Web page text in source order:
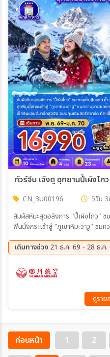
CN_3U00196 5วัน
สัมผัสหิมะสุดอลังการ "ปี้เผิงโกว"
ฟินนั่งกระเช้าสู่ "ภูเขาหิมะวาวู" ชม
เดินทางช่วง 21 ธ.ค. 69 - 28 ธ.ค.
24 ธ.ค. 69 - 28 ธ.ค. 69
ดูราย
ก่อนหน้า 1 2